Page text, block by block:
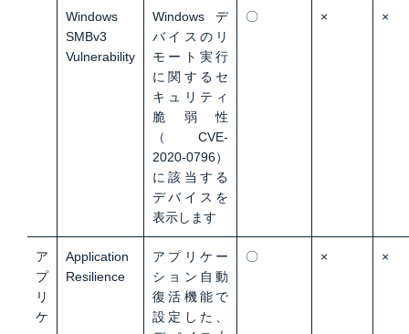
Windows
SMBv3
Vulnerability
Windowsデ
バイスのリ
モート実行
に関するセ
キュリティ
脆弱性
（CVE-
2020-0796）
に該当する
デバイスを
表示します
〇 × ×
ア
プ
リ
ケ
Application
Resilience
アプリケー
ション自動
復活機能で
設定した、
〇 × ×